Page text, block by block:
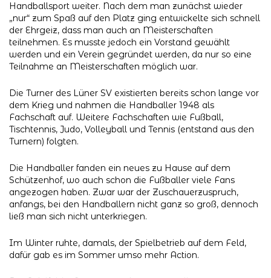
Handballsport weiter. Nach dem man zunächst wieder
„nur“ zum Spaß auf den Platz ging entwickelte sich schnell
der Ehrgeiz, dass man auch an Meisterschaften
teilnehmen. Es musste jedoch ein Vorstand gewählt
werden und ein Verein gegründet werden, da nur so eine
Teilnahme an Meisterschaften möglich war.
Die Turner des Lüner SV existierten bereits schon lange vor
dem Krieg und nahmen die Handballer 1948 als
Fachschaft auf. Weitere Fachschaften wie Fußball,
Tischtennis, Judo, Volleyball und Tennis (entstand aus den
Turnern) folgten.
Die Handballer fanden ein neues zu Hause auf dem
Schützenhof, wo auch schon die Fußballer viele Fans
angezogen haben. Zwar war der Zuschauerzuspruch,
anfangs, bei den Handballern nicht ganz so groß, dennoch
ließ man sich nicht unterkriegen.
Im Winter ruhte, damals, der Spielbetrieb auf dem Feld,
dafür gab es im Sommer umso mehr Action.